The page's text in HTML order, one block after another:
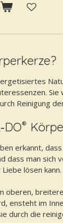
Reinigung
®
erkannt,
dass man sich
lösen kann.
oberen,
ensteht im
durch die